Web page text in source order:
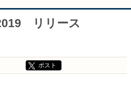
リリース
ポスト